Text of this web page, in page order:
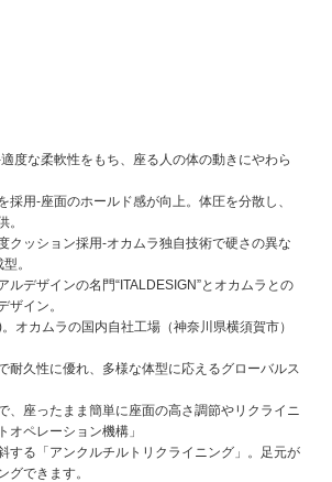
度な柔軟性をもち、座る人の体の動きにやわら
用-座面のホールド感が向上。体圧を分散し、
。
ッション採用-オカムラ独自技術で硬さの異な
。
デザインの名門“ITALDESIGN”とオカムラとの
ザイン。
オカムラの国内自社工場（神奈川県横須賀市）
久性に優れ、多様な体型に応えるグローバルス
座ったまま簡単に座面の高さ調節やリクライニ
オペレーション機構」
る「アンクルチルトリクライニング」。足元が
グできます。